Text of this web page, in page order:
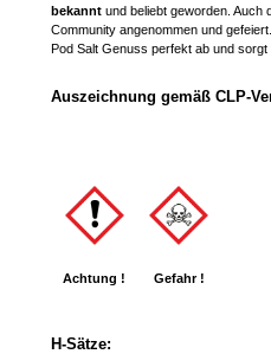
bekannt und beliebt geworden. Auch
Community angenommen und
Pod Salt Genuss perfekt ab und sorgt
Auszeichnung gemäß CLP-
Achtung ! Gefahr !
H-Sätze: